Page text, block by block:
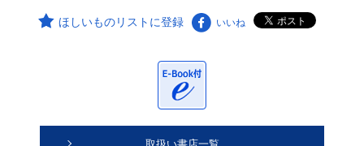
ほしいものリストに登録 いいね